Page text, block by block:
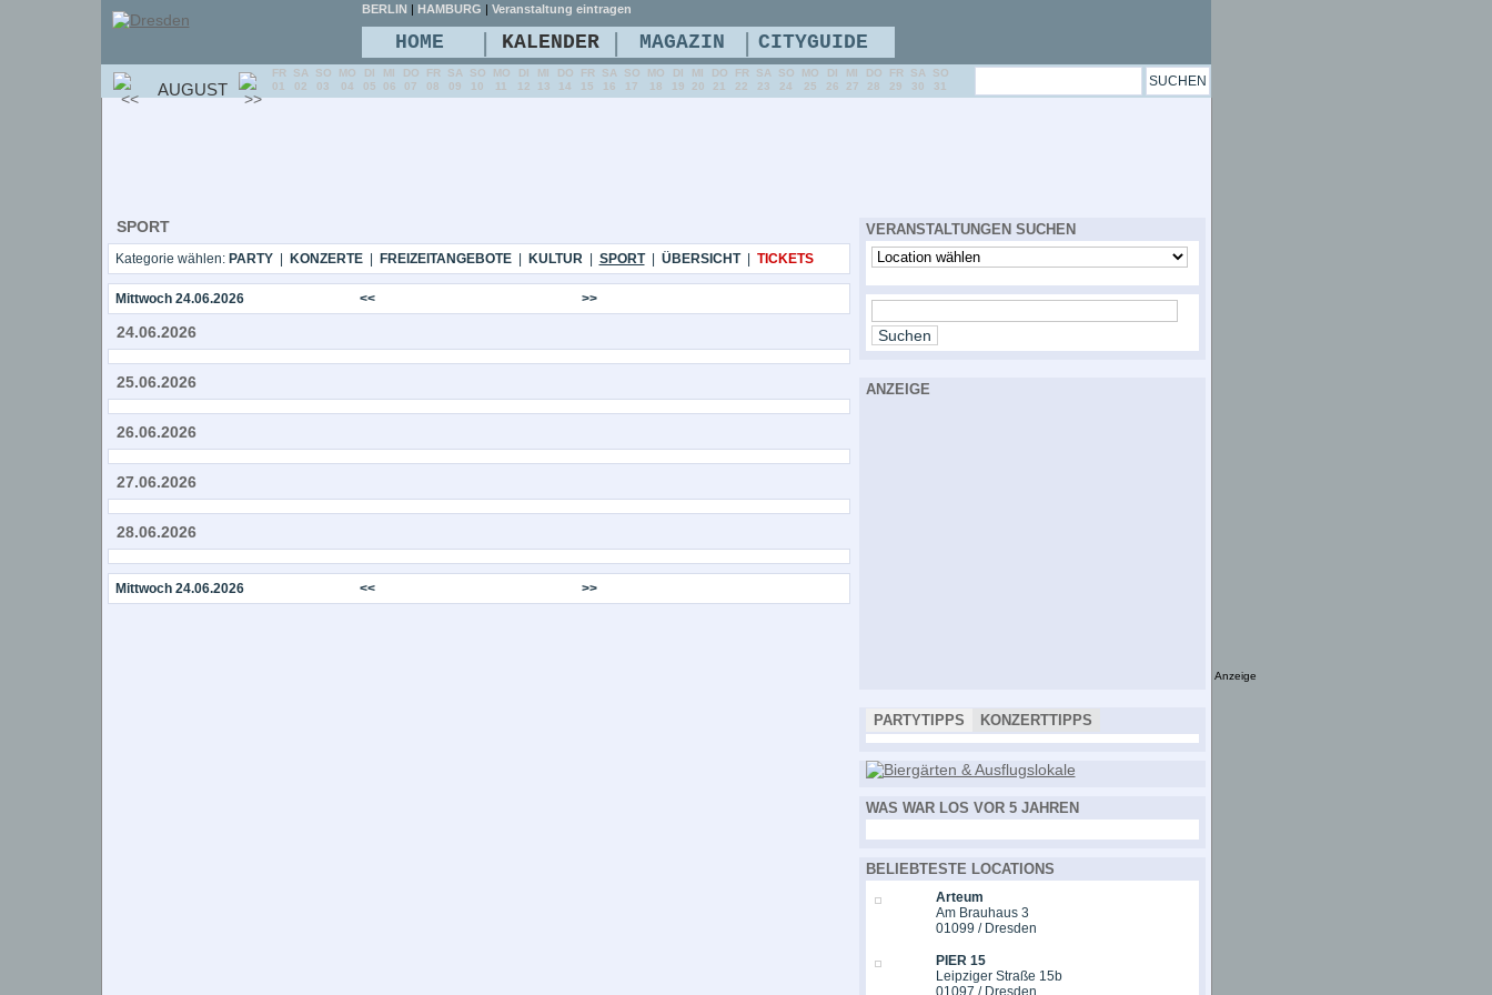
SPORT
Kategorie wählen: PARTY| KONZERTE| FREIZEITANGEBOTE| KULTUR| SPORT| ÜBERSICHT| TICKETS
Mittwoch 24.06.2026 << >>
24.06.2026
25.06.2026
26.06.2026
27.06.2026
28.06.2026
Mittwoch 24.06.2026 << >>
VERANSTALTUNGEN SUCHEN
ANZEIGE
PARTYTIPPS KONZERTTIPPS
WAS WAR LOS VOR 5 JAHREN
BELIEBTESTE LOCATIONS
Arteum
Am Brauhaus 3
01099 / Dresden
PIER 15
Leipziger Straße 15b
01097 / Dresden
BERLIN | HAMBURG | Veranstaltung eintragen
HOME | KALENDER | MAGAZIN | CITYGUIDE
AUGUST
FR
01
SA
02
SO
03
MO
04
DI
05
MI
06
DO
07
FR
08
SA
09
SO
10
MO
11
DI
12
MI
13
DO
14
FR
15
SA
16
SO
17
MO
18
DI
19
MI
20
DO
21
FR
22
SA
23
SO
24
MO
25
DI
26
MI
27
DO
28
FR
29
SA
30
SO
31
Anzeige